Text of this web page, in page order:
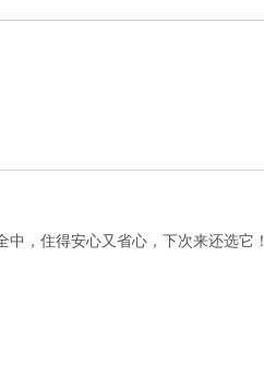
，住得安心又省心，下次来还选它！